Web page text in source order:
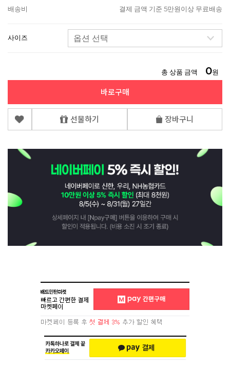
배송비 결제 금액 기준 5만원이상 무료배송
사이즈
총 상품 금액 0원
바로구매
선물하기 장바구니